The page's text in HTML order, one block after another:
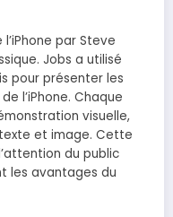
par Steve
Jobs a utilisé
pour présenter les
l’iPhone. Chaque
visuelle,
et image. Cette
du public
les avantages du